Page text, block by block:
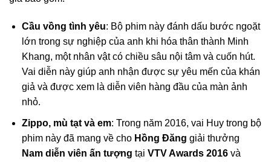
Cầu vồng tình yêu: Bộ phim này đánh dấu bước ngoặt
lớn trong sự nghiệp của anh khi hóa thân thành Minh
Khang, một nhân vật có chiều sâu nội tâm và cuốn hút.
Vai diễn này giúp anh nhận được sự yêu mến của khán
giả và được xem là diễn viên hàng đầu của màn ảnh
nhỏ.
Zippo, mù tạt và em: Trong năm 2016, vai Huy trong bộ
phim này đã mang về cho Hồng Đăng giải thưởng
Nam diễn viên ấn tượng tại VTV Awards 2016và